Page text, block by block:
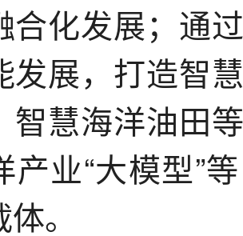
合化发展；通
发展，打造智
智慧海洋油田
产业“大模型”
。